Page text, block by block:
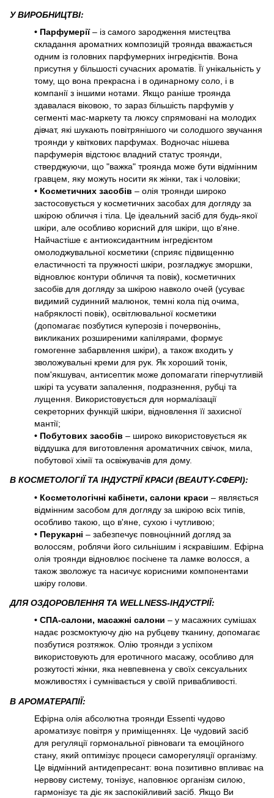
У ВИРОБНИЦТВІ:
• Парфумерії– із самого зародження мистецтва
складання ароматних композицій троянда вважається
одним із головних парфумерних інгредієнтів. Вона
присутня у більшості сучасних ароматів. Її унікальність у
тому, що вона прекрасна і в одинарному соло, і в
компанії з іншими нотами. Якщо раніше троянда
здавалася віковою, то зараз більшість парфумів у
сегменті мас-маркету та люксу спрямовані на молодих
дівчат, які шукають повітрянішого чи солодшого звучання
троянди у квіткових парфумах. Водночас нішева
парфумерія відстоює владний статус троянди,
стверджуючи, що "важка" троянда може бути відмінним
гравцем, яку можуть носити як жінки, так і чоловіки;
• Косметичних засобів – олія троянди широко
застосовується у косметичних засобах для догляду за
шкірою обличчя і тіла. Це ідеальний засіб для будь-якої
шкіри, але особливо корисний для шкіри, що в'яне.
Найчастіше є антиоксидантним інгредієнтом
омолоджувальної косметики (сприяє підвищенню
еластичності та пружності шкіри, розгладжує зморшки,
відновлює контури обличчя та повік), косметичних
засобів для догляду за шкірою навколо очей (усуває
видимий судинний малюнок, темні кола під очима,
набряклості повік), освітлювальної косметики
(допомагає позбутися куперозів і почервонінь,
викликаних розширеними капілярами, формує
гомогенне забарвлення шкіри), а також входить у
зволожувальні креми для рук. Як хороший тонік,
пом'якшувач, антисептик може допомагати гіперчутливій
шкірі та усувати запалення, подразнення, рубці та
лущення. Використовується для нормалізації
секреторних функцій шкіри, відновлення її захисної
мантії;
• Побутових засобів – широко використовується як
віддушка для виготовлення ароматичних свічок, мила,
побутової хімії та освіжувачів для дому.
В КОСМЕТОЛОГІЇ ТА ІНДУСТРІЇ КРАСИ (BEAUTY-СФЕРІ):
• Косметологічні кабінети, салони краси – являється
відмінним засобом для догляду за шкірою всіх типів,
особливо такою, що в'яне, сухою і чутливою;
• Перукарні – забезпечує повноцінний догляд за
волоссям, роблячи його сильнішим і яскравішим. Ефірна
олія троянди відновлює посічене та ламке волосся, а
також зволожує та насичує корисними компонентами
шкіру голови.
ДЛЯ ОЗДОРОВЛЕННЯ ТА WELLNESS-ІНДУСТРІЇ:
• СПА-салони, масажні салони – у масажних сумішах
надає розсмоктуючу дію на рубцеву тканину, допомагає
позбутися розтяжок. Олію троянди з успіхом
використовують для еротичного масажу, особливо для
розкутості жінки, яка невпевнена у своїх сексуальних
можливостях і сумнівається у своїй привабливості.
В АРОМАТЕРАПІЇ:
Ефірна олія абсолютна троянди Essenti чудово
ароматизує повітря у приміщеннях. Це чудовий засіб
для регуляції гормональної рівноваги та емоційного
стану, який оптимізує процеси саморегуляції організму.
Це відмінний антидепресант: вона позитивно впливає на
нервову систему, тонізує, наповнює організм силою,
гармонізує та діє як заспокійливий засіб. Якщо Ви